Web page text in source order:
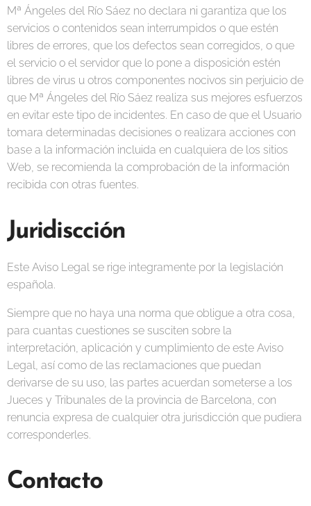
Mª Ángeles del Río Sáez no declara ni garantiza que los
servicios o contenidos sean interrumpidos o que estén
libres de errores, que los defectos sean corregidos, o que
el servicio o el servidor que lo pone a disposición estén
libres de virus u otros componentes nocivos sin perjuicio de
que Mª Ángeles del Río Sáez realiza sus mejores esfuerzos
en evitar este tipo de incidentes. En caso de que el Usuario
tomara determinadas decisiones o realizara acciones con
base a la información incluida en cualquiera de los sitios
Web, se recomienda la comprobación de la información
recibida con otras fuentes.
Juridiscción
Este Aviso Legal se rige integramente por la legislación
española.
Siempre que no haya una norma que obligue a otra cosa,
para cuantas cuestiones se susciten sobre la
interpretación, aplicación y cumplimiento de este Aviso
Legal, así como de las reclamaciones que puedan
derivarse de su uso, las partes acuerdan someterse a los
Jueces y Tribunales de la provincia de Barcelona, con
renuncia expresa de cualquier otra jurisdicción que pudiera
corresponderles.
Contacto